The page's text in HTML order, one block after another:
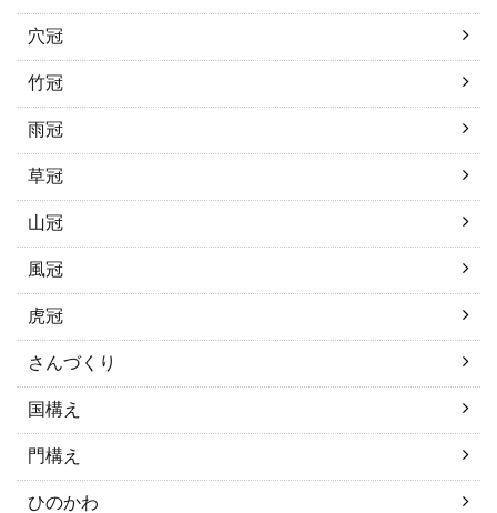
穴冠
竹冠
雨冠
草冠
山冠
風冠
虎冠
さんづくり
国構え
門構え
ひのかわ